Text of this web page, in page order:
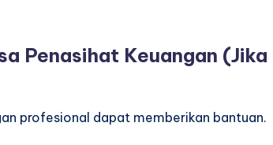
Penasihat Keuangan (Jika
profesional dapat memberikan bantuan.